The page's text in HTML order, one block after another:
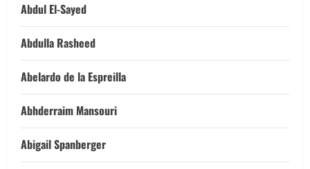
Abdul El-Sayed
Abdulla Rasheed
Abelardo de la Espreilla
Abhderraim Mansouri
Abigail Spanberger